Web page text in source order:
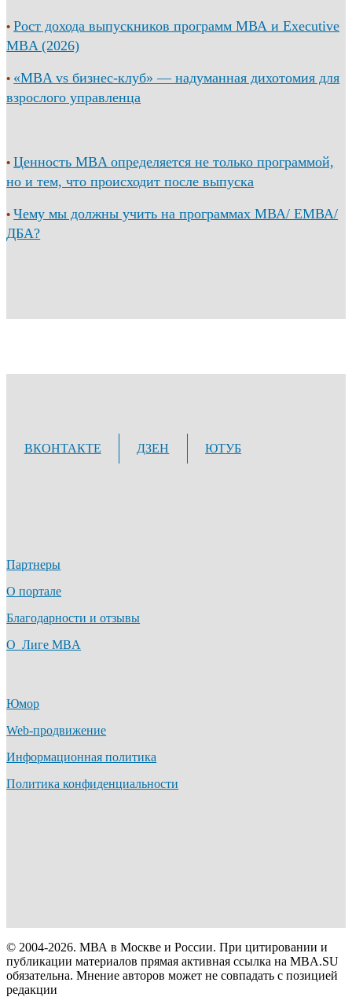
•Рост дохода выпускников программ МВА и Executive
MBA (2026)
• «MBA vs бизнес-клуб» — надуманная дихотомия для
взрослого управленца
•Ценность MBA определяется не только программой,
но и тем, что происходит после выпуска
• Чему мы должны учить на программах МВА/ ЕМВА/
ДБА?
ВКОНТАКТЕ ДЗЕН ЮТУБ
Партнеры
О портале
Благодарности и отзывы
О Лиге MBA
Юмор
Web-продвижение
Информационная политика
Политика конфиденциальности
© 2004-2026. МВА в Москве и России. При цитировании и
публикации материалов прямая активная ссылка на MBA.SU
обязательна. Мнение авторов может не совпадать с позицией
редакции